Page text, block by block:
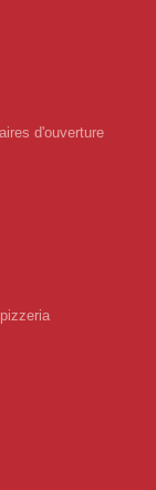
d'ouverture